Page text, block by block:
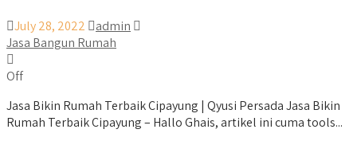
July 28, 2022
admin
Jasa Bangun Rumah
Off
Jasa Bikin Rumah Terbaik Cipayung | Qyusi Persada Jasa Bikin
Rumah Terbaik Cipayung – Hallo Ghais, artikel ini cuma tools...